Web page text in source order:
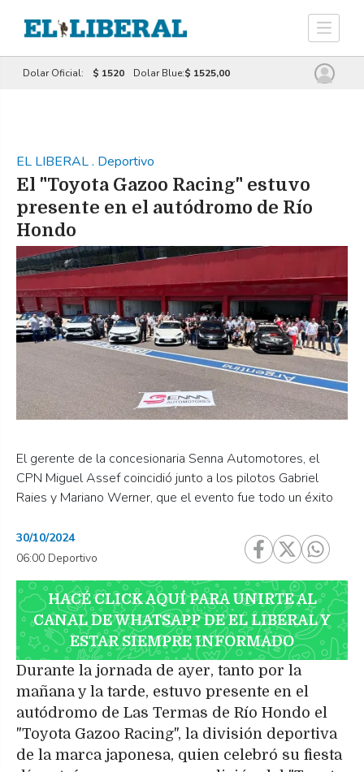
Dolar Oficial: $ 1520 Dolar Blue:$ 1525,00
EL LIBERAL. Deportivo
El "Toyota Gazoo Racing" estuvo
presente en el autódromo de Río
Hondo
El gerente de la concesionaria Senna Automotores, el
CPN Miguel Assef coincidió junto a los pilotos Gabriel
Raies y Mariano Werner, que el evento fue todo un éxito
30/10/2024
06:00 Deportivo
HACÉ CLICK AQUÍ PARA UNIRTE AL
CANAL DE WHATSAPP DE EL LIBERAL Y
ESTAR SIEMPRE INFORMADO
Durante la jornada de ayer, tanto por la
mañana y la tarde, estuvo presente en el
autódromo de Las Termas de Río Hondo el
"Toyota Gazoo Racing", la división deportiva
de la marca japonesa, quien celebró su fiesta